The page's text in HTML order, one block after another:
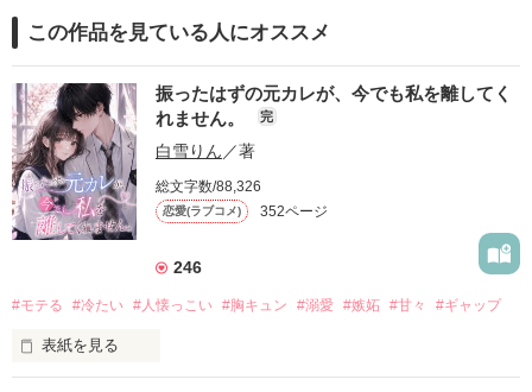
この作品を見ている人にオススメ
振ったはずの元カレが、今でも私を離してく
れません。
完
白雪りん ／著
総文字数/88,326
恋愛(ラブコメ) 352ページ
246
#モテる #冷たい #人懐っこい #胸キュン #溺愛 #嫉妬 #甘々 #ギャップ
表紙を見る